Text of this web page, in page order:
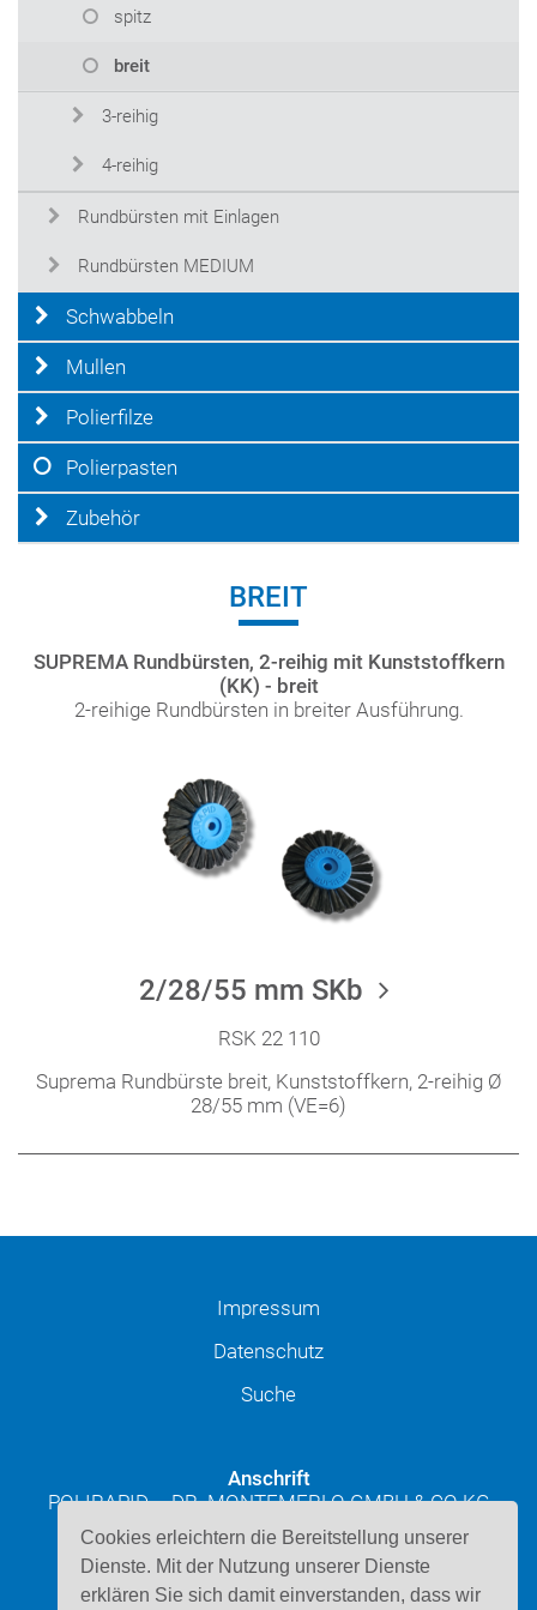
Cookies erleichtern die Bereitstellung unserer
Dienste. Mit der Nutzung unserer Dienste
erklären Sie sich damit einverstanden, dass wir
spitz
breit
3-reihig
4-reihig
Rundbürsten mit Einlagen
Rundbürsten MEDIUM
Schwabbeln
Mullen
Polierfilze
Polierpasten
Zubehör
BREIT
SUPREMA Rundbürsten, 2-reihig mit Kunststoffkern
(KK) - breit
2-reihige Rundbürsten in breiter Ausführung.
2/28/55 mm SKb
RSK 22 110
Suprema Rundbürste breit, Kunststoffkern, 2-reihig Ø
28/55 mm (VE=6)
Impressum
Datenschutz
Suche
Anschrift
POLIRAPID – DR. MONTEMERLO GMBH & CO KG
Josef-Schüttler-Straße 49
D-78224 Singen